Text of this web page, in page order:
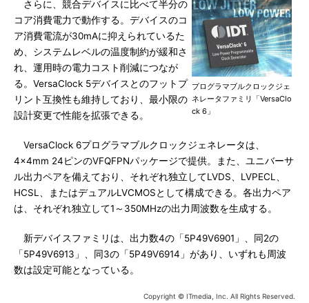
プログラマブルクロックジェ
ネレータファミリ「VersaClo
ck 6」
さらに、競合デバイスに比べて半分の
コア消費電力で動作する。デバイスのコ
ア消費電流が30mAに抑えられているた
め、システムレベルの温度制約が緩和さ
れ、運用時の電力コスト削減につなが
る。VersaClock 5デバイスとのフットプ
リント互換性も維持しており、最小限の
設計変更で性能を拡張できる。
VersaClock 6プログラマブルクロックジェネレータは、
4×4mm 24ピンのVFQFPNパッケージで提供。また、ユニバーサ
ル出力ペアを備えており、それぞれ独立してLVDS、LVPECL、
HCSL、またはデュアルLVCMOSとして構成できる。各出力ペア
は、それぞれ独立して1～350MHzの出力周波数を生成する。
新デバイスファミリは、出力数4の「5P49V6901」、同2の
「5P49V6913」、同3の「5P49V6914」があり、いずれも周波
数は設定可能となっている。
Copyright © ITmedia, Inc. All Rights Reserved.